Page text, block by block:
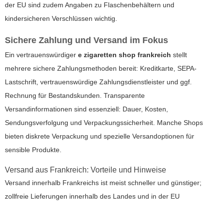
der EU sind zudem Angaben zu Flaschenbehältern und
kindersicheren Verschlüssen wichtig.
Sichere Zahlung und Versand im Fokus
Ein vertrauenswürdiger e zigaretten shop frankreich stellt
mehrere sichere Zahlungsmethoden bereit: Kreditkarte, SEPA-
Lastschrift, vertrauenswürdige Zahlungsdienstleister und ggf.
Rechnung für Bestandskunden. Transparente
Versandinformationen sind essenziell: Dauer, Kosten,
Sendungsverfolgung und Verpackungssicherheit. Manche Shops
bieten diskrete Verpackung und spezielle Versandoptionen für
sensible Produkte.
Versand aus Frankreich: Vorteile und Hinweise
Versand innerhalb Frankreichs ist meist schneller und günstiger;
zollfreie Lieferungen innerhalb des Landes und in der EU